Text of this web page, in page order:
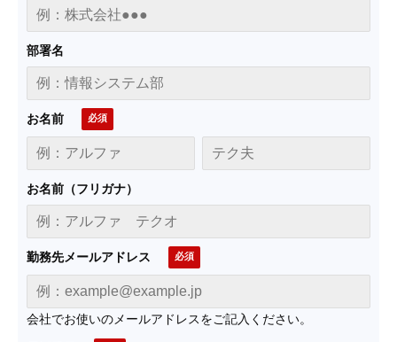
部署名
お名前
お名前（フリガナ）
勤務先メールアドレス
会社でお使いのメールアドレスをご記入ください。